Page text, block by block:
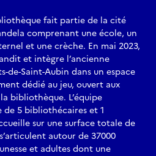
fait partie de la cité
comprenant une école, un
et une crèche. En mai 2023,
et intègre l’ancienne
de-Saint-Aubin dans un espace
dédié au jeu, ouvert aux
bibliothèque. L’équipe
5 bibliothécaires et 1
sur une surface totale de
autour de 37000
et adultes dont une